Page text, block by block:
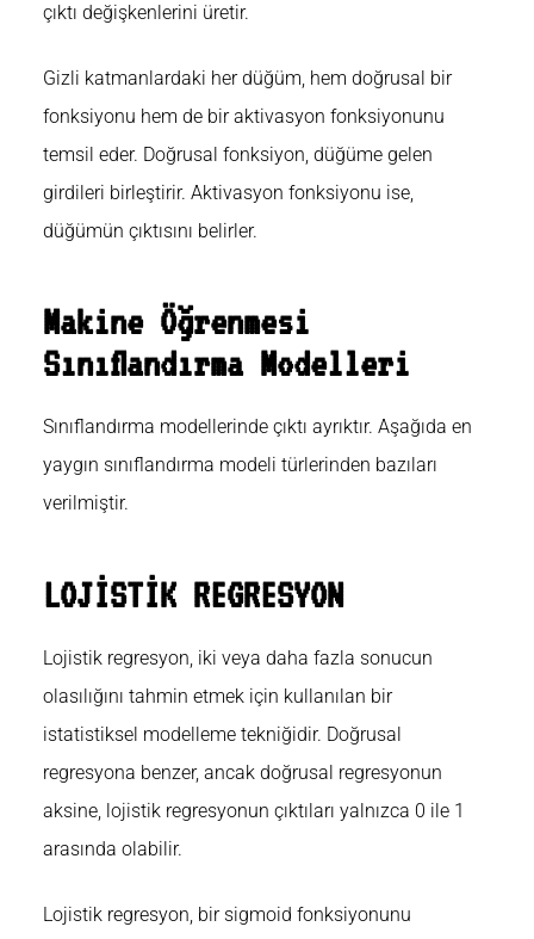
çıktı değişkenlerini üretir.
Gizli katmanlardaki her düğüm, hem doğrusal bir
fonksiyonu hem de bir aktivasyon fonksiyonunu
temsil eder. Doğrusal fonksiyon, düğüme gelen
girdileri birleştirir. Aktivasyon fonksiyonu ise,
düğümün çıktısını belirler.
Makine Öğrenmesi
Sınıflandırma Modelleri
Sınıflandırma modellerinde çıktı ayrıktır. Aşağıda en
yaygın sınıflandırma modeli türlerinden bazıları
verilmiştir.
LOJİSTİK REGRESYON
Lojistik regresyon, iki veya daha fazla sonucun
olasılığını tahmin etmek için kullanılan bir
istatistiksel modelleme tekniğidir. Doğrusal
regresyona benzer, ancak doğrusal regresyonun
aksine, lojistik regresyonun çıktıları yalnızca 0 ile 1
arasında olabilir.
Lojistik regresyon, bir sigmoid fonksiyonunu